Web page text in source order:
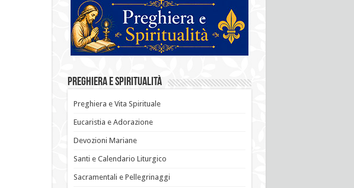
Preghiera e Spiritualità
Preghiera e Vita Spirituale
Eucaristia e Adorazione
Devozioni Mariane
Santi e Calendario Liturgico
Sacramentali e Pellegrinaggi